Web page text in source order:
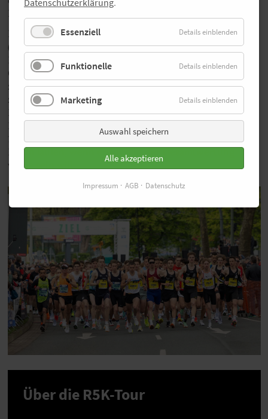
In der männlichen U20 startet Christopher Dahlmeyer
(TSV Bayer 04 Leverkusen) über 3000 Meter. Der
Leverkusener war 2024 Dritter in der R5K-
Gesamtwertung. Für die 5000 Meter in Tampere wurde
zudem der Läufer nominiert, der 2025 bisher die
zweitschnellste Zeit in einem R5K-Rennen über fünf
Kilometer erzielt hat. Benjamin Klonowski vom TuS
Lichterfelde war beim Auftaktrennen in Dresden mit
14:58 Minuten Zweiter und muss jetzt in Hamburg und
Berlin laufen, wenn er auch in der Gesamtwertung
vorne sein will.
Über die R5K-Tour
Datenschutzerklärung.
Essenziell Details einblenden
Funktionelle Details einblenden
Marketing Details einblenden
Auswahl speichern
Alle akzeptieren
Impressum AGB Datenschutz